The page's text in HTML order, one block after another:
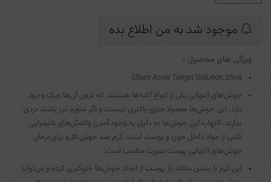
موجود شد به من اطلاع بده
ویژگی های محصول :
Ellaro Acne Target Solution 25ml
جوش‌های التهابی یکی از انواع آکنه‌ها هستند، که درون آن‌ها چرک وجود
دارد. این جوش‌ها معمولا حاوی باکتری نیستند و اگر متورم نیز باشند دردی
ندارند. التهاب این جوش‌ها به دلیل به وجود آمدن واکنش‌های شیمیایی
ناشی از مواد داخل خون و پوست است. کرم ضد جوش الارو برای درمان
جوش‌های التهابی پوست صورت مناسب است.
این کرم با بستن منافذ باز پوست از ایجاد جوش‌ها جلوگیری کرده و می‌تواند